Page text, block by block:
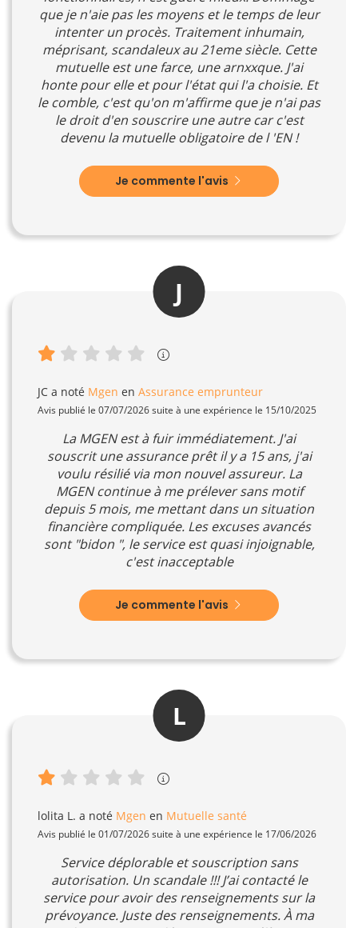
que je n'aie pas les moyens et le temps de leur
intenter un procès. Traitement inhumain,
méprisant, scandaleux au 21eme siècle. Cette
mutuelle est une farce, une arnxxque. J'ai
honte pour elle et pour l'état qui l'a choisie. Et
le comble, c'est qu'on m'affirme que je n'ai pas
le droit d'en souscrire une autre car c'est
devenu la mutuelle obligatoire de l 'EN !
Je commente l'avis
J
JC a noté Mgen en Assurance emprunteur
Avis publié le 07/07/2026 suite à une expérience le 15/10/2025
La MGEN est à fuir immédiatement. J'ai
souscrit une assurance prêt il y a 15 ans, j'ai
voulu résilié via mon nouvel assureur. La
MGEN continue à me prélever sans motif
depuis 5 mois, me mettant dans un situation
financière compliquée. Les excuses avancés
sont "bidon ", le service est quasi injoignable,
c'est inacceptable
Je commente l'avis
L
lolita L. a noté Mgen en Mutuelle santé
Avis publié le 01/07/2026 suite à une expérience le 17/06/2026
Service déplorable et souscription sans
autorisation. Un scandale !!! J’ai contacté le
service pour avoir des renseignements sur la
prévoyance. Juste des renseignements. À ma